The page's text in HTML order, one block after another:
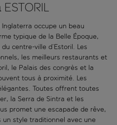
Estoril
Inglaterra occupe un beau
typique de la Belle Époque,
centre-ville d’Estoril. Les
les meilleurs restaurants et
le Palais des congrès et la
tous à proximité. Les
Toutes offrent toutes
la Serra de Sintra et les
promet une escapade de rêve,
style traditionnel avec une